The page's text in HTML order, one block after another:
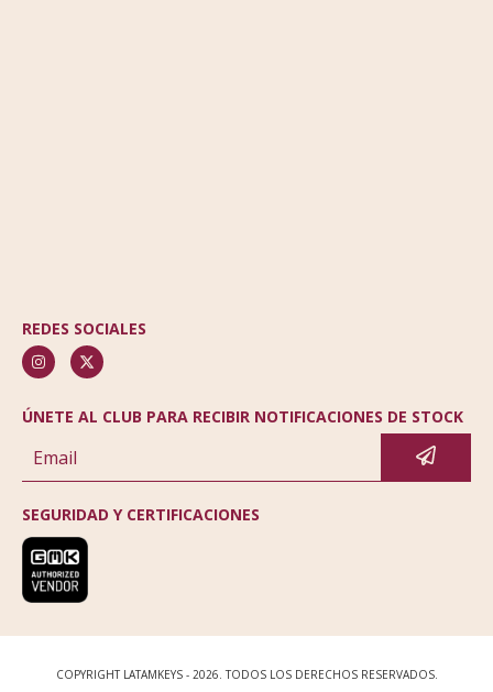
REDES SOCIALES
ÚNETE AL CLUB PARA RECIBIR NOTIFICACIONES DE STOCK
SEGURIDAD Y CERTIFICACIONES
COPYRIGHT LATAMKEYS - 2026. TODOS LOS DERECHOS RESERVADOS.